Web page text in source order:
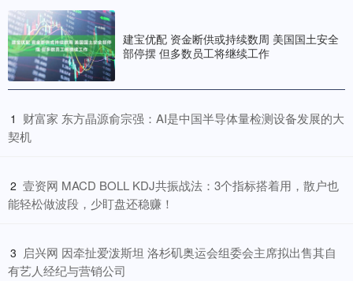
建宝优配 资金断供或持续数周 美国国土安全
部停摆 但多数员工将继续工作
1 ​财富家 东方晶源俞宗强：AI是中国半导体量检测设备发展的大
契机
2 ​壹资网 MACD BOLL KDJ共振战法：3个指标搭着用，散户也
能轻松做波段，少盯盘还稳赚！
3 ​启兴网 因牵扯爱泼斯坦 洛杉矶奥运会组委会主席拟出售其自
有艺人经纪与营销公司